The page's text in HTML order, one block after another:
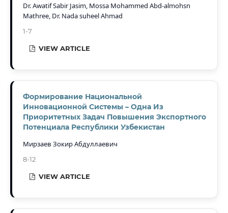
Dr. Awatif Sabir Jasim, Mossa Mohammed Abd-almohsn
Mathree, Dr. Nada suheel Ahmad
1-7
VIEW ARTICLE
Формирование Национальной
Инновационной Системы – Одна Из
Приоритетных Задач Повышения Экспортного
Потенциала Республики Узбекистан
Мирзаев Зокир Абдуллаевич
8-12
VIEW ARTICLE